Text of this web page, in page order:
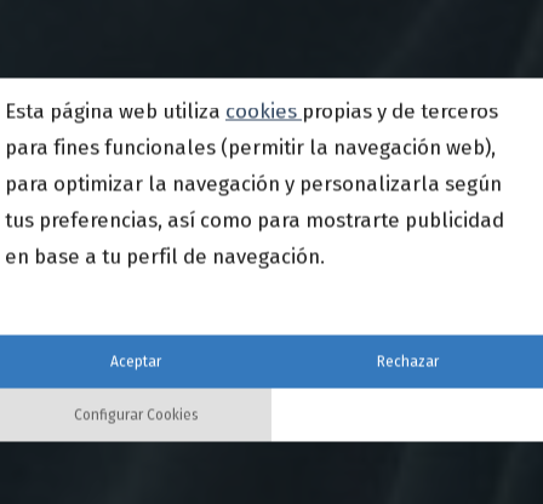
Esta página web utiliza cookies propias y de terceros
para fines funcionales (permitir la navegación web),
para optimizar la navegación y personalizarla según
tus preferencias, así como para mostrarte publicidad
en base a tu perfil de navegación.
Aceptar Rechazar
Configurar Cookies